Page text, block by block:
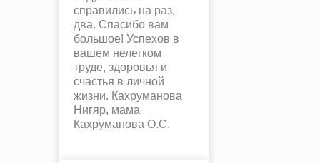
справились на раз,
два. Спасибо вам
большое! Успехов в
вашем нелегком
труде, здоровья и
счастья в личной
жизни. Кахруманова
Нигяр, мама
Кахруманова О.С.